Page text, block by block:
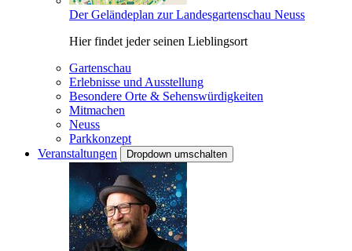
Der Geländeplan zur Landesgartenschau Neuss
Hier findet jeder seinen Lieblingsort
Gartenschau
Erlebnisse und Ausstellung
Besondere Orte & Sehenswürdigkeiten
Mitmachen
Neuss
Parkkonzept
Veranstaltungen
Dropdown umschalten